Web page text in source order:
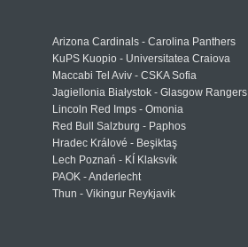
Arizona Cardinals - Carolina Panthers
KuPS Kuopio - Universitatea Craiova
Maccabi Tel Aviv - CSKA Sofia
Jagiellonia Białystok - Glasgow Rangers
Lincoln Red Imps - Omonia
Red Bull Salzburg - Paphos
Hradec Králové - Beşiktaş
Lech Poznań - KÍ Klaksvík
PAOK - Anderlecht
Thun - Vikingur Reykjavik